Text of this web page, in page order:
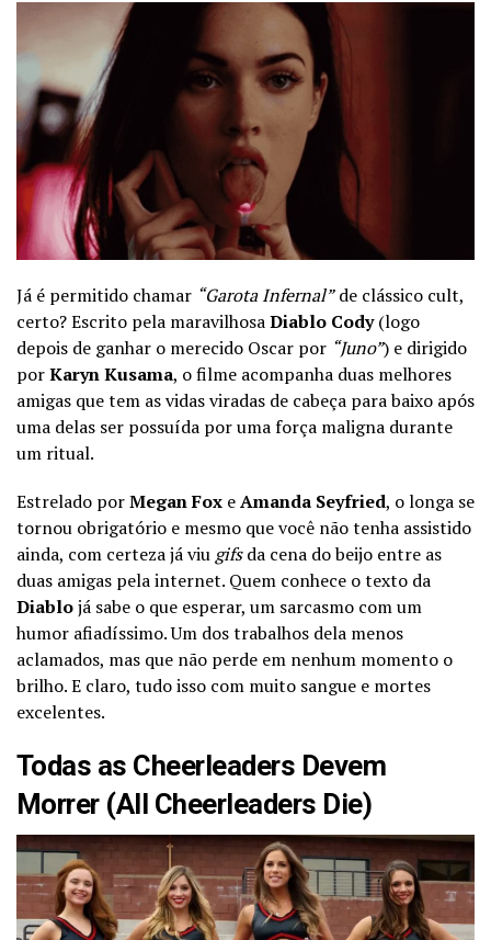
Já é permitido chamar “Garota Infernal”de clássico cult,
certo? Escrito pela maravilhosaDiablo Cody(logo
depois de ganhar o merecido Oscar por “Juno”) e dirigido
porKaryn Kusama, o filme acompanha duas melhores
amigas que tem as vidas viradas de cabeça para baixo após
uma delas ser possuída por uma força maligna durante
um ritual.
Estrelado porMegan Fox eAmanda Seyfried, o longa se
tornou obrigatório e mesmo que você não tenha assistido
ainda, com certeza já viu gifsda cena do beijo entre as
duas amigas pela internet. Quem conhece o texto da
Diablojá sabe o que esperar, um sarcasmo com um
humor afiadíssimo. Um dos trabalhos dela menos
aclamados, mas que não perde em nenhum momento o
brilho. E claro, tudo isso com muito sangue e mortes
excelentes.
Todas as Cheerleaders Devem
Morrer (All Cheerleaders Die)